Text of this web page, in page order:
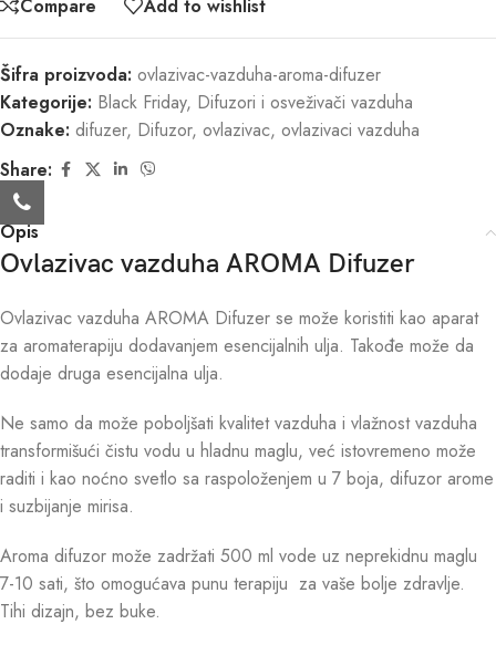
Compare
Add to wishlist
Šifra proizvoda: ovlazivac-vazduha-aroma-difuzer
Kategorije: Black Friday, Difuzori i osveživači vazduha
Oznake: difuzer, Difuzor, ovlazivac, ovlazivaci vazduha
Share:
Opis
Ovlazivac vazduha AROMA Difuzer
Ovlazivac vazduha AROMA Difuzer se može koristiti kao aparat
za aromaterapiju dodavanjem esencijalnih ulja. Takođe može da
dodaje druga esencijalna ulja.
Ne samo da može poboljšati kvalitet vazduha i vlažnost vazduha
transformišući čistu vodu u hladnu maglu, već istovremeno može
raditi i kao noćno svetlo sa raspoloženjem u 7 boja, difuzor arome
i suzbijanje mirisa.
Aroma difuzor može zadržati 500 ml vode uz neprekidnu maglu
7-10 sati, što omogućava punu terapiju za vaše bolje zdravlje.
Tihi dizajn, bez buke.